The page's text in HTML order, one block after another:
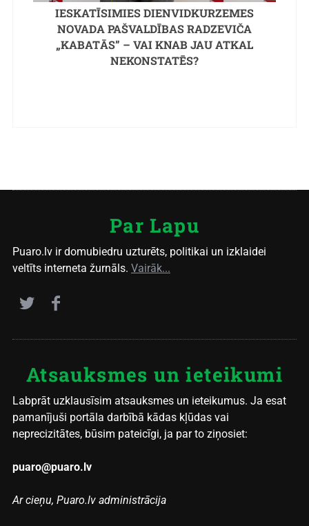
IESKATĪSIMIES DIENVIDKURZEMES
NOVADA PAŠVALDĪBAS RADZEVIČA
„KABATĀS” – VAI KNAB JAU ATKAL
NEKONSTATĒS?
Par Lapu
Puaro.lv ir domubiedru uzturēts, politikai un izklaidei
veltīts interneta žurnāls. Vairāk...
Atsauksmes un ieteikumi
Labprāt uzklausīsim atsauksmes un ieteikumus. Ja esat
pamanījuši portāla darbībā kādas kļūdas vai
neprecizitātes, būsim pateicīgi, ja par to ziņosiet:
puaro@puaro.lv
Ar cieņu, Puaro.lv administrācija